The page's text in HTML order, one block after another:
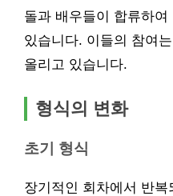
돌과 배우들이 합류하
있습니다. 이들의 참여
올리고 있습니다.
형식의 변화
초기 형식
장기적인 회차에서 반